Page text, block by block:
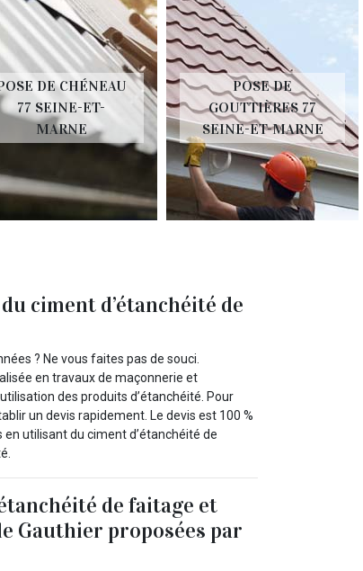
DE CHÉNEAU
77 SEINE-ET-
MARNE
POSE DE
GOUTTIÈRES 77
SEINE-ET-MARNE
ciment d’étanchéité de
? Ne vous faites pas de souci.
en travaux de maçonnerie et
des produits d’étanchéité. Pour
un devis rapidement. Le devis est 100 %
utilisant du ciment d’étanchéité de
de faitage et
Gauthier proposées par